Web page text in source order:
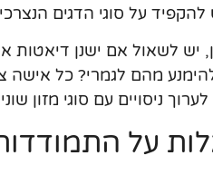
להקפיד על סוגי הדגים
יש לשאול אם ישנן דיאטות
מהם לגמרי? כל אישה
ניסויים עם סוגי מזון
על